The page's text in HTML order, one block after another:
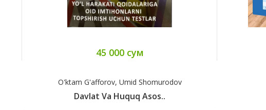
45 000 сум
O'ktam G'afforov, Umid Shomurodov
Davlat Va Huquq Asos..